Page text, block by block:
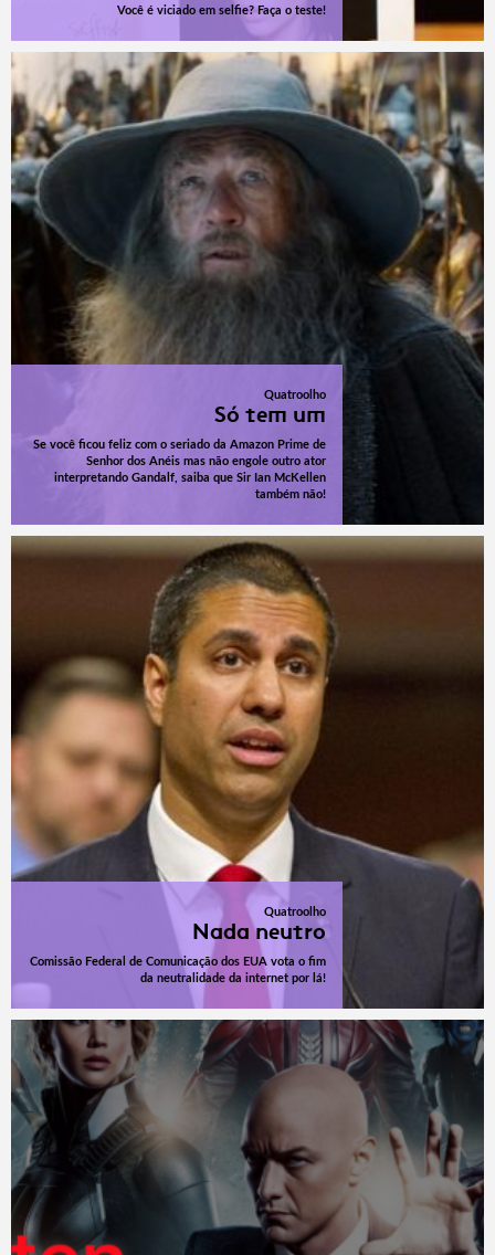
Você é viciado em selfie? Faça o teste!
Quatroolho
Só tem um
Se você ficou feliz com o seriado da Amazon Prime de
Senhor dos Anéis mas não engole outro ator
interpretando Gandalf, saiba que Sir Ian McKellen
também não!
Quatroolho
Nada neutro
Comissão Federal de Comunicação dos EUA vota o fim
da neutralidade da internet por lá!